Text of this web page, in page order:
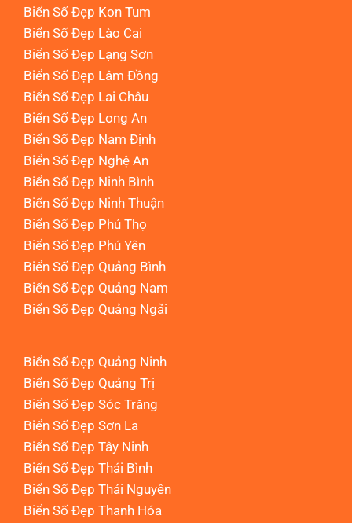
Biển Số Đẹp Kon Tum
Biển Số Đẹp Lào Cai
Biển Số Đẹp Lạng Sơn
Biển Số Đẹp Lâm Đồng
Biển Số Đẹp Lai Châu
Biển Số Đẹp Long An
Biển Số Đẹp Nam Định
Biển Số Đẹp Nghệ An
Biển Số Đẹp Ninh Bình
Biển Số Đẹp Ninh Thuận
Biển Số Đẹp Phú Thọ
Biển Số Đẹp Phú Yên
Biển Số Đẹp Quảng Bình
Biển Số Đẹp Quảng Nam
Biển Số Đẹp Quảng Ngãi
Biển Số Đẹp Quảng Ninh
Biển Số Đẹp Quảng Trị
Biển Số Đẹp Sóc Trăng
Biển Số Đẹp Sơn La
Biển Số Đẹp Tây Ninh
Biển Số Đẹp Thái Bình
Biển Số Đẹp Thái Nguyên
Biển Số Đẹp Thanh Hóa